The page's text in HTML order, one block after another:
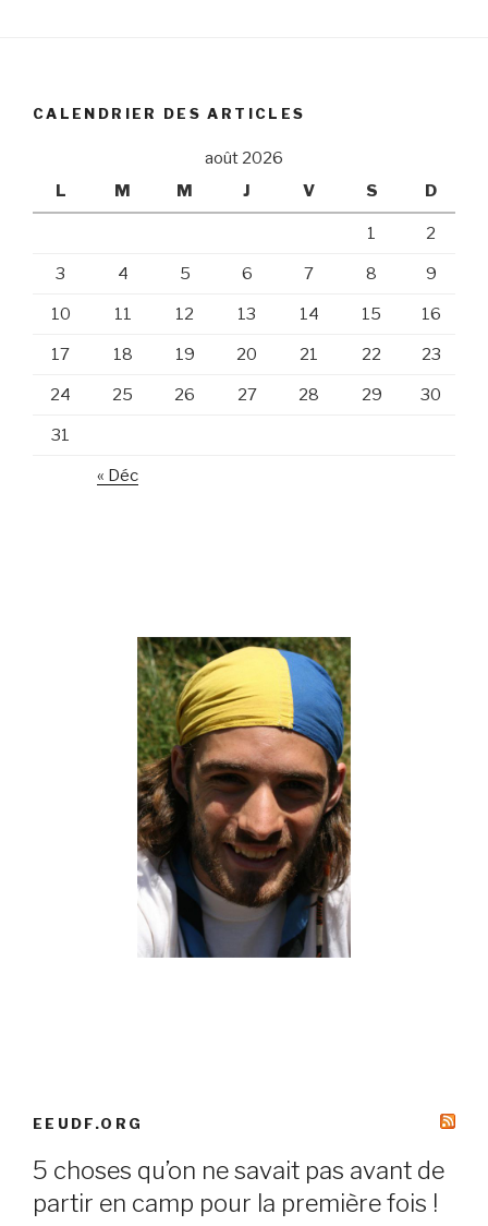
CALENDRIER DES ARTICLES
août 2026
L
M M J V S D
1 2
3 4 5 6 7 8 9
10 11 12 13 14 15 16
17 18 19 20 21 22 23
24 25 26 27 28 29 30
31
« Déc
EEUDF.ORG
5 choses qu’on ne savait pas avant de
partir en camp pour la première fois !